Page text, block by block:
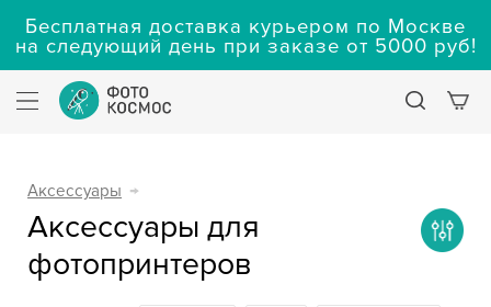
Бесплатная доставка курьером по Москве
на следующий день при заказе от 5000 руб!
Аксессуары →
Аксессуары для
фотопринтеров